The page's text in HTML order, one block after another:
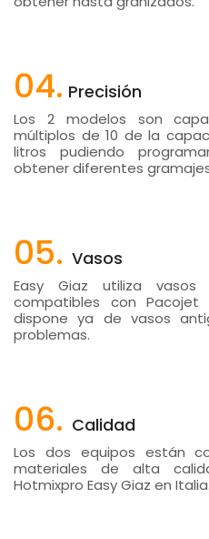
04. Precisión
Los 2 modelos son
múltiplos de 10 de la
litros pudiendo
obtener diferentes
05. Vasos
Easy Giaz utiliza
compatibles con
dispone ya de vasos
problemas.
06. Calidad
Los dos equipos están
materiales de alta
Hotmixpro Easy Giaz en Italia.